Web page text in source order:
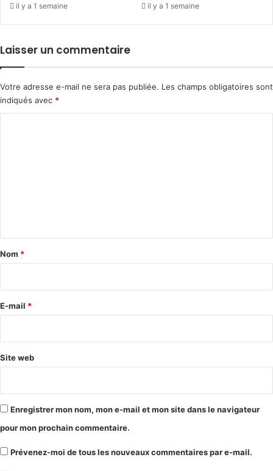
il y a 1 semaine il y a 1 semaine
Laisser un commentaire
Votre adresse e-mail ne sera pas publiée. Les champs obligatoires sont
indiqués avec *
a
e
Nom *
E-mail *
Site web
Enregistrer mon nom, mon e-mail et mon site dans le navigateur
pour mon prochain commentaire.
Prévenez-moi de tous les nouveaux commentaires par e-mail.